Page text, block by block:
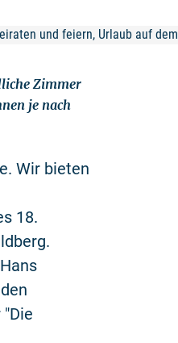
und feiern, Urlaub auf dem
Zimmer
je nach
Wir bieten
18.